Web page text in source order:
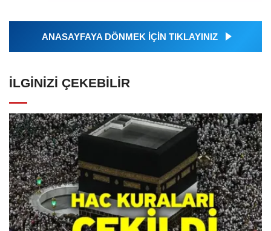
ANASAYFAYA DÖNMEK İÇİN TIKLAYINIZ
İLGINIZI ÇEKEBILIR